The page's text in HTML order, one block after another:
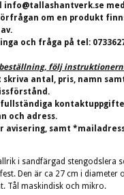
info@tallashantverk.se
om en produkt
och fråga på tel:
följ
skriva antal, pris, namn
fullständiga
och adress.
avisering, samt
i sandfärgad stengodslera
Den är ca 27 cm i diameter
Tål maskindisk och mikro.